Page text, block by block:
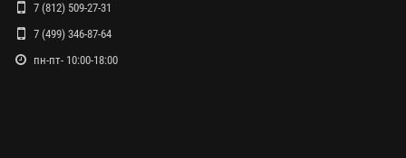
7 (812) 509-27-31
7 (499) 346-87-64
пн-пт- 10:00-18:00